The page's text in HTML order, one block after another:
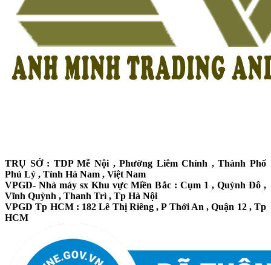
TRỤ SỞ : TDP Mễ Nội , Phường Liêm Chính , Thành Phố
Phủ Lý , Tỉnh Hà Nam , Việt Nam
VPGD- Nhà máy sx Khu vực Miền Bắc : Cụm 1 , Quỳnh Đô ,
Vĩnh Quỳnh , Thanh Trì , Tp Hà Nội
VPGD Tp HCM : 182 Lê Thị Riêng , P Thới An , Quận 12 , Tp
HCM